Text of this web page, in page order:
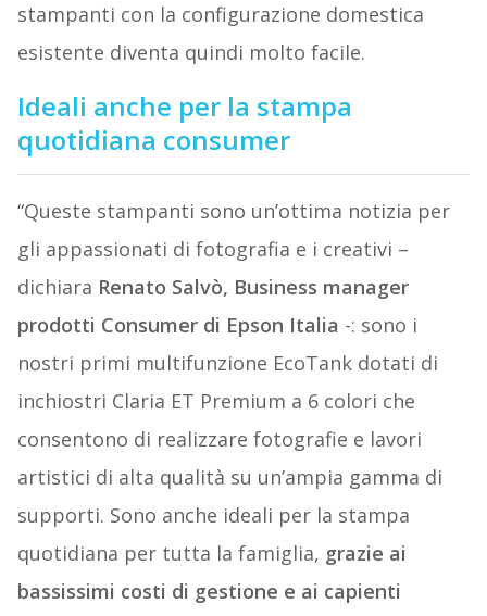
stampanti con la configurazione domestica
esistente diventa quindi molto facile.
Ideali anche per la stampa
quotidiana consumer
“Queste stampanti sono un’ottima notizia per
gli appassionati di fotografia e i creativi –
dichiara Renato Salvò, Business manager
prodotti Consumer di Epson Italia -: sono i
nostri primi multifunzione EcoTank dotati di
inchiostri Claria ET Premium a 6 colori che
consentono di realizzare fotografie e lavori
artistici di alta qualità su un’ampia gamma di
supporti. Sono anche ideali per la stampa
quotidiana per tutta la famiglia, grazie ai
bassissimi costi di gestione e ai capienti